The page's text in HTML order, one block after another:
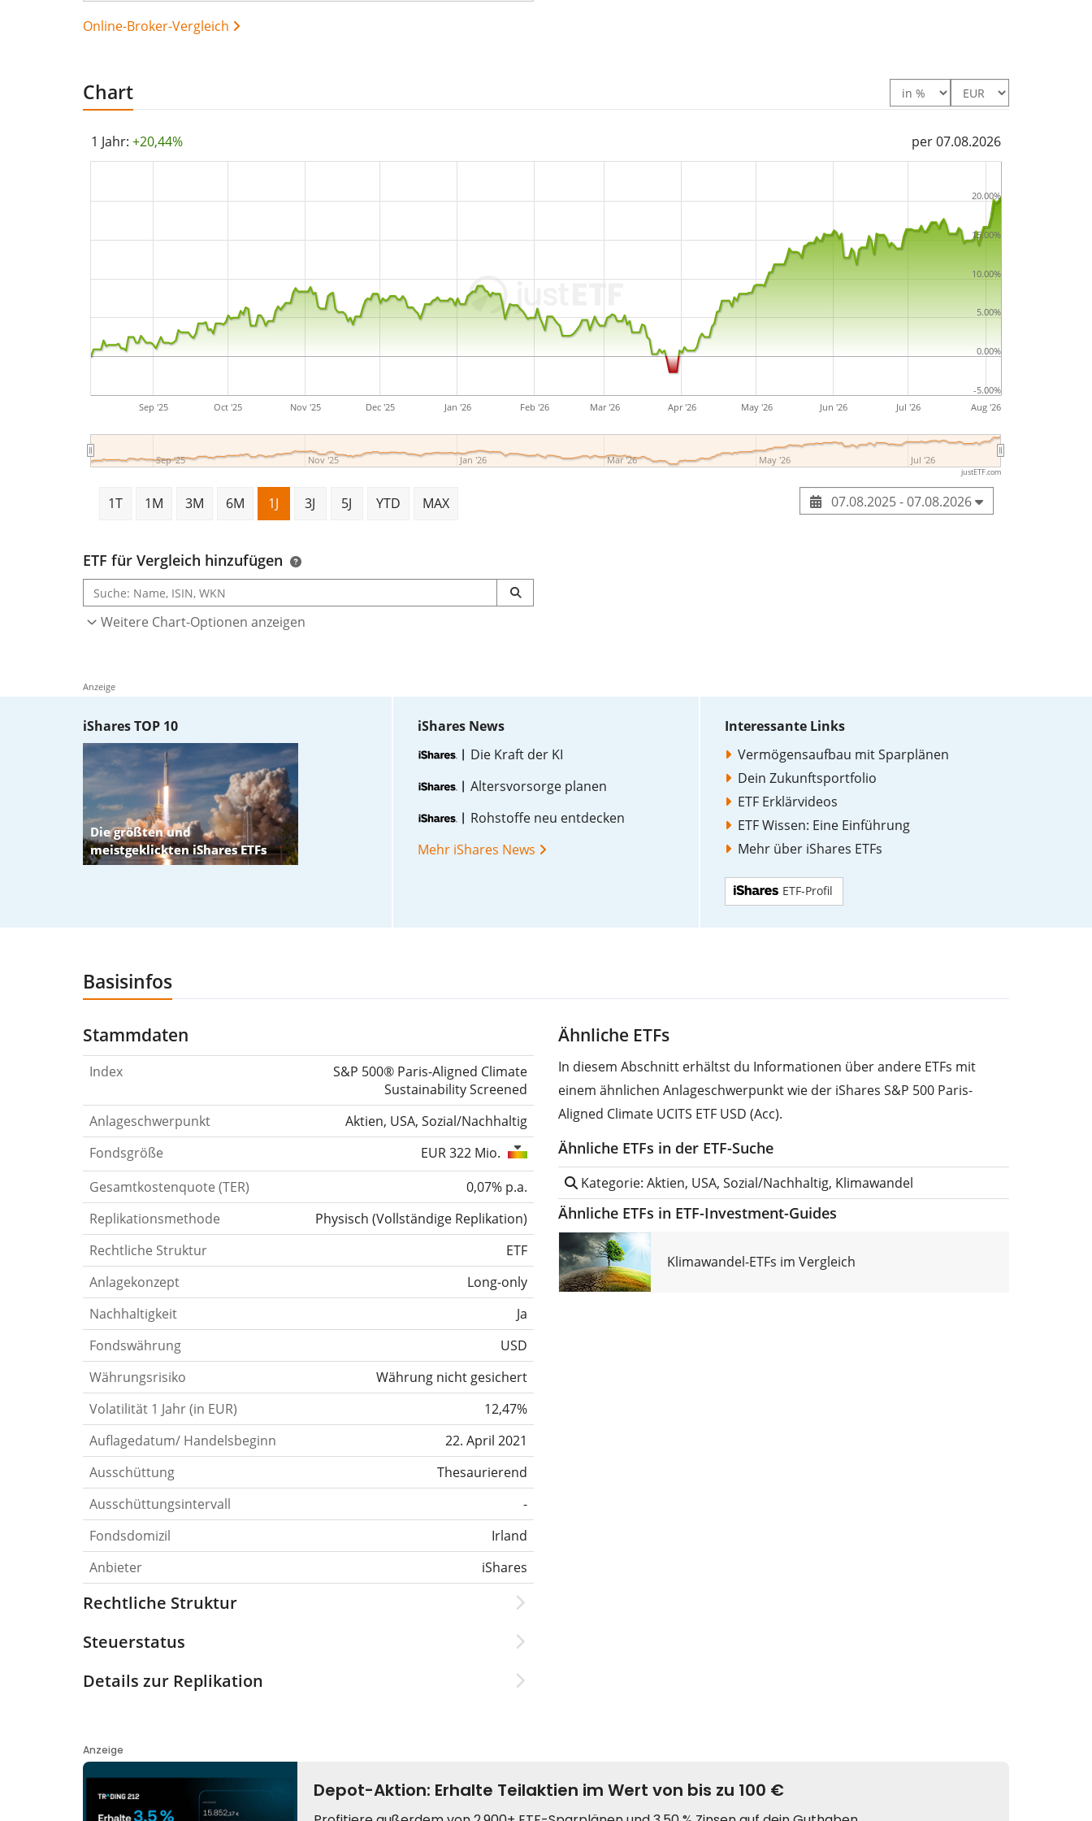
Online-Broker-Vergleich
Chart
1 Jahr: +20,44% per 07.08.2026
Sep '25 Oct '25 Nov '25 Dec '25 Jan '26 Feb '26 Mar '26 Apr '26 May '26 Jun '26 Jul '26 Aug '26
Sep '25 Nov '25 Jan '26 Mar '26 May '26 Jul '26
-5.00%
0.00%
5.00%
10.00%
15.00%
20.00%
justETF.com
1T 1M 3M 6M 1J 3J 5J YTD MAX 07.08.2025 - 07.08.2026
ETF für Vergleich hinzufügen
Weitere Chart-Optionen anzeigen
Anzeige
iShares TOP 10
iShares News
Die Kraft der KI
Altersvorsorge planen
Rohstoffe neu entdecken
Mehr iShares News
Interessante Links
Vermögensaufbau mit Sparplänen
Dein Zukunftsportfolio
ETF Erklärvideos
ETF Wissen: Eine Einführung
Mehr über iShares ETFs
ETF-Profil
Basisinfos
Stammdaten
Index
S&P 500® Paris-Aligned Climate
Sustainability Screened
Anlageschwerpunkt
Aktien, USA, Sozial/Nachhaltig
Fondsgröße
EUR 322 Mio.
Gesamtkostenquote (TER)
0,07% p.a.
Replikationsmethode
Physisch (Vollständige Replikation)
Rechtliche Struktur
ETF
Anlagekonzept
Long-only
Nachhaltigkeit
Ja
Fondswährung
USD
Währungsrisiko
Währung nicht gesichert
Volatilität 1 Jahr (in EUR)
12,47%
Auflagedatum/ Handelsbeginn
22. April 2021
Ausschüttung
Thesaurierend
Ausschüttungsintervall
-
Fondsdomizil
Irland
Anbieter
iShares
Rechtliche Struktur
Steuerstatus
Details zur Replikation
Ähnliche ETFs
In diesem Abschnitt erhältst du Informationen über andere ETFs mit
einem ähnlichen Anlageschwerpunkt wie der iShares S&P 500 Paris-
Aligned Climate UCITS ETF USD (Acc).
Ähnliche ETFs in der ETF-Suche
Kategorie: Aktien, USA, Sozial/Nachhaltig, Klimawandel
Ähnliche ETFs in ETF-Investment-Guides
Klimawandel-ETFs im Vergleich